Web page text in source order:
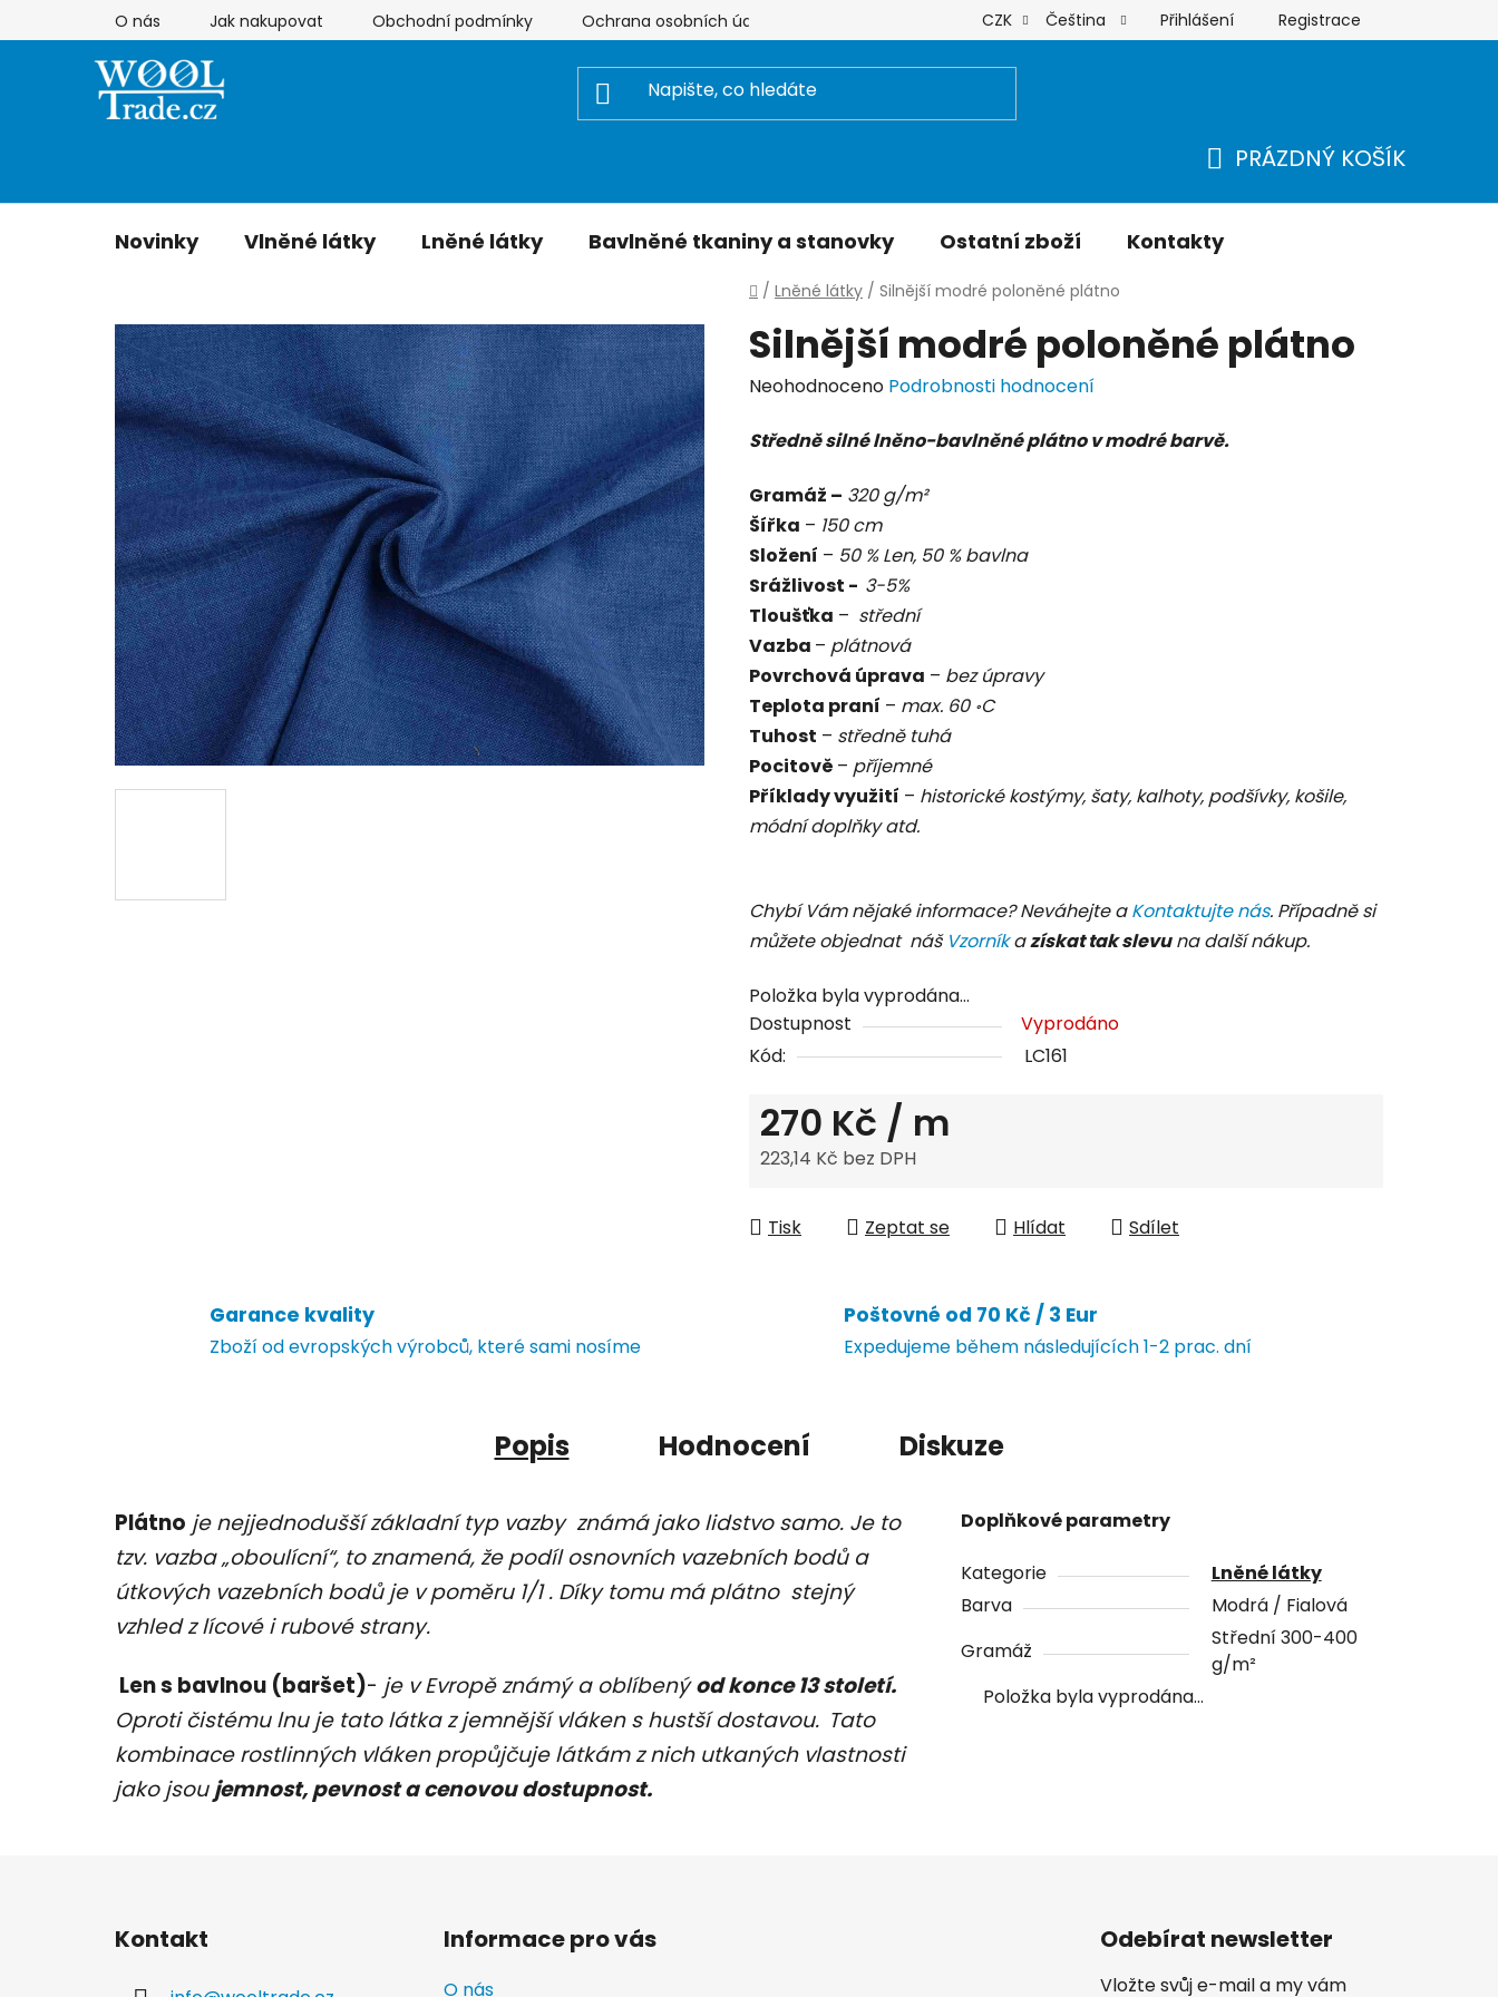
na
O nás Jak nakupovat Obchodní podmínky Ochrana osobních údajů Hodnocení obchodu Moje objednávka
CZK Čeština Přihlášení Registrace
KOŠÍK
PRÁZDNÝ KOŠÍK
Novinky Vlněné látky Lněné látky Bavlněné tkaniny a stanovky Ostatní zboží Kontakty
Domů
/ Lněné látky / Silnější modré poloněné plátno
Silnější modré poloněné plátno
Průměrné
produktu
0,0
z
5
hvězdiček.
Neohodnoceno Podrobnosti hodnocení
Středně silné lněno-bavlněné plátno v modré barvě.
Gramáž – 320 g/m²
Šířka – 150 cm
Složení – 50 % Len, 50 % bavlna
Srážlivost - 3-5%
Tloušťka – střední
Vazba – plátnová
Povrchová úprava – bez úpravy
Teplota praní – max. 60 ॰C
Tuhost – středně tuhá
Pocitově – příjemné
Příklady využití – historické kostýmy, šaty, kalhoty, podšívky, košile,
módní doplňky atd.
Chybí Vám nějaké informace? Neváhejte aKontaktujte nás. Případně si
můžete objednat náš Vzorníkazískat tak slevuna další nákup.
Položka byla vyprodána…
Dostupnost
Vyprodáno
Kód:
LC161
270 Kč / m
223,14 Kč bez DPH
Tisk
Zeptat se Hlídat Sdílet
Garance kvality
Zboží od evropských výrobců, které sami nosíme
Poštovné od 70 Kč / 3 Eur
Expedujeme během následujících 1-2 prac. dní
Popis Hodnocení Diskuze
Plátno je nejjednodušší základní typ vazby známá jako lidstvo samo. Je to
tzv. vazba „oboulícní“, to znamená, že podíl osnovních vazebních bodů a
útkových vazebních bodů je v poměru 1/1 . Díky tomu má plátno stejný
vzhled z lícové i rubové strany.
Len s bavlnou (baršet)- je v Evropě známý a oblíbenýod konce 13 století.
Oproti čistému lnu je tato látka z jemnější vláken s hustší dostavou. Tato
kombinace rostlinných vláken propůjčuje látkám z nich utkaných vlastnosti
jako jsoujemnost, pevnost a cenovou dostupnost.
Doplňkové parametry
Kategorie
Lněné látky
Barva
Modrá / Fialová
Gramáž
Střední 300-400
g/m²
Položka byla vyprodána…
Kontakt Informace pro vás
O nás
Odebírat newsletter
Vložte svůj e-mail a my vám